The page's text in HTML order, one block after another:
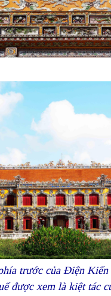
trước của Điện Kiến
được xem là kiệt tác